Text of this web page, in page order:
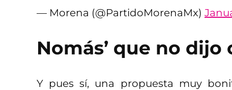
— Morena (@PartidoMorenaMx)
Nomás’ que no
Y pues sí, una propuesta muy